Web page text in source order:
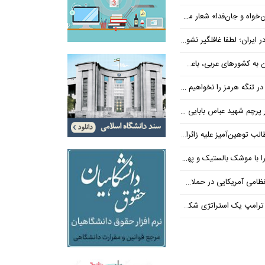
شعار محوری دهه پایانی صفر شد
لطفا غافلگیر نشوید
عربی، باعث توقف حمله آمریکا شد
هرمز را نخواهیم داد
عباس بابایی ایستادند؟
علیه زائران اربعین در فضای مجازی
بالستیک و پهپاد در هم شکستیم
یک استراتژی شکست خورده است